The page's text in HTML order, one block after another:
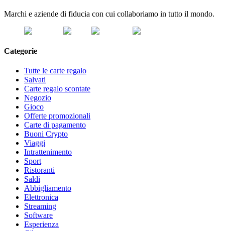
Marchi e aziende di fiducia con cui collaboriamo in tutto il mondo.
Categorie
Tutte le carte regalo
Salvati
Carte regalo scontate
Negozio
Gioco
Offerte promozionali
Carte di pagamento
Buoni Crypto
Viaggi
Intrattenimento
Sport
Ristoranti
Saldi
Abbigliamento
Elettronica
Streaming
Software
Esperienza